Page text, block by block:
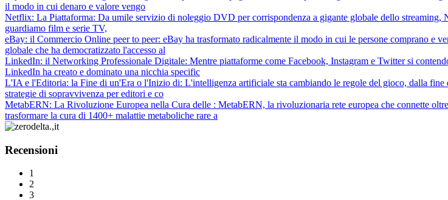
il modo in cui denaro e valore vengo
Netflix: La Piattaforma: Da umile servizio di noleggio DVD per corrispondenza a gigante globale dello streaming,
guardiamo film e serie TV,
eBay: il Commercio Online peer to peer: eBay ha trasformato radicalmente il modo in cui le persone comprano e
globale che ha democratizzato l'accesso al
LinkedIn: il Networking Professionale Digitale: Mentre piattaforme come Facebook, Instagram e Twitter si
LinkedIn ha creato e dominato una nicchia specific
L'IA e l'Editoria: la Fine di un'Era o l'Inizio di: L'intelligenza artificiale sta cambiando le regole del gioco, dalla
strategie di sopravvivenza per editori e co
MetabERN: La Rivoluzione Europea nella Cura delle : MetabERN, la rivoluzionaria rete europea che connette
trasformare la cura di 1400+ malattie metaboliche rare a
Recensioni
1
2
3